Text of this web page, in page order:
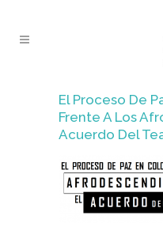
El Proceso De
Frente A Los
Acuerdo Del